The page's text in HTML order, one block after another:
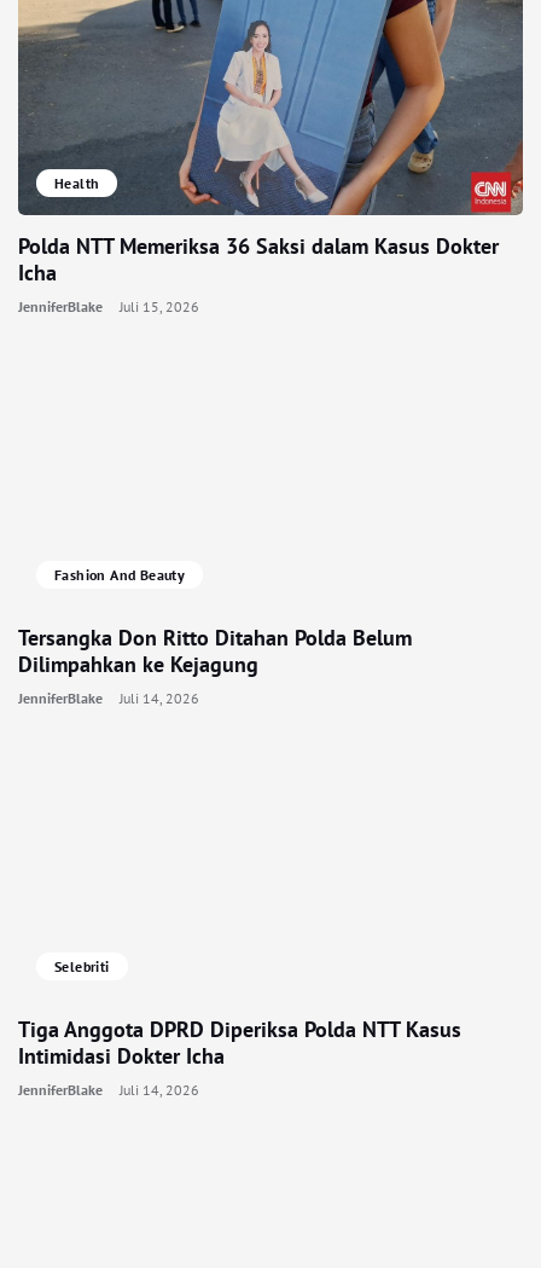
Health
Polda NTT Memeriksa 36 Saksi dalam Kasus Dokter
Icha
JenniferBlake Juli 15, 2026
Fashion And Beauty
Tersangka Don Ritto Ditahan Polda Belum
Dilimpahkan ke Kejagung
JenniferBlake Juli 14, 2026
Selebriti
Tiga Anggota DPRD Diperiksa Polda NTT Kasus
Intimidasi Dokter Icha
JenniferBlake Juli 14, 2026